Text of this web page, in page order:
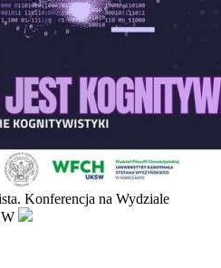
Konferencja na Wydziale